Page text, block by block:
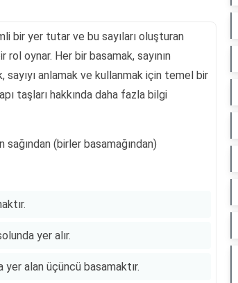
bir yer tutar ve bu sayıları oluşturan
oynar. Her bir basamak, sayının
anlamak ve kullanmak için temel bir
taşları hakkında daha fazla bilgi
sağından (birler basamağından)
yer alır.
yer alan üçüncü basamaktır.